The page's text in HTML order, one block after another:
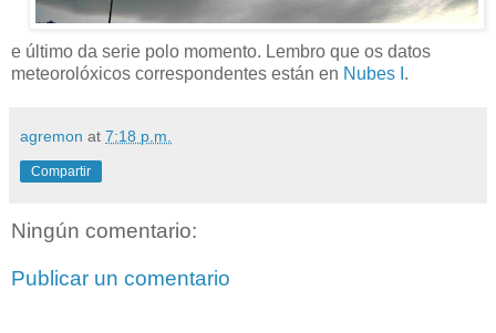
e último da serie polo momento. Lembro que os datos
meteorolóxicos correspondentes están en Nubes I .
agremon at 7:18 p.m.
Compartir
Ningún comentario:
Publicar un comentario